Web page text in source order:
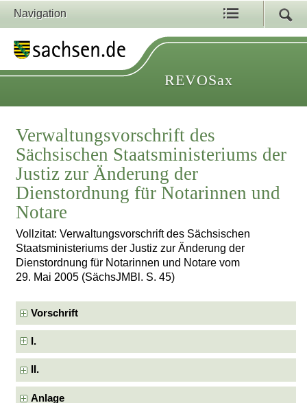
Navigation
REVOSax
Verwaltungsvorschrift des
Sächsischen Staatsministeriums der
Justiz zur Änderung der
Dienstordnung für Notarinnen und
Notare
Vollzitat: Verwaltungsvorschrift des Sächsischen
Staatsministeriums der Justiz zur Änderung der
Dienstordnung für Notarinnen und Notare vom
29. Mai 2005 (SächsJMBl. S. 45)
Vorschrift
I.
II.
Anlage